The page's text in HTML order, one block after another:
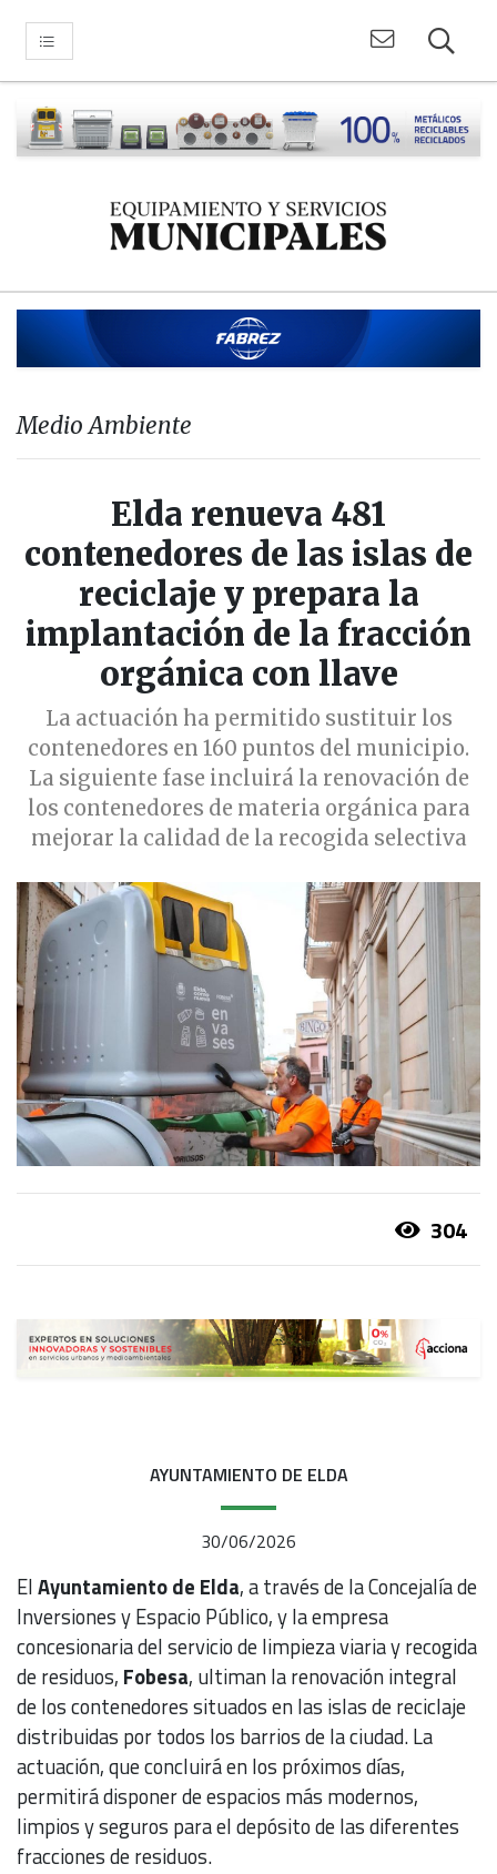
Medio Ambiente
Elda renueva 481
contenedores de las islas de
reciclaje y prepara la
implantación de la fracción
orgánica con llave
La actuación ha permitido sustituir los
contenedores en 160 puntos del municipio.
La siguiente fase incluirá la renovación de
los contenedores de materia orgánica para
mejorar la calidad de la recogida selectiva
304
AYUNTAMIENTO DE ELDA
30/06/2026
ElAyuntamiento de Elda, a través de la Concejalía de
Inversiones y Espacio Público, y la empresa
concesionaria del servicio de limpieza viaria y recogida
de residuos, Fobesa, ultiman la renovación integral
de los contenedores situados en las islas de reciclaje
distribuidas por todos los barrios de la ciudad. La
actuación, que concluirá en los próximos días,
permitirá disponer de espacios más modernos,
limpios y seguros para el depósito de las diferentes
fracciones de residuos.